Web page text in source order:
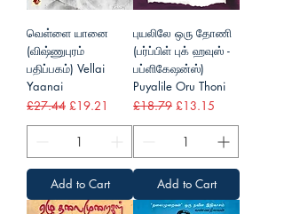
வெள்ளை யானை
(விஷ்ணுபுரம்
பதிப்பகம்) Vellai
Yaanai
Regular Price
£27.44 Sale Price
£19.21
Add to Cart
புயலிலே ஒரு தோணி
(பர்ப்பிள் புக் ஹவுஸ் -
பப்ளிகேஷன்ஸ்)
Puyalile Oru Thoni
Regular Price
£18.79 Sale Price
£13.15
Add to Cart